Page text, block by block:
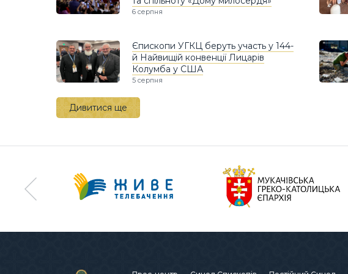
6 серпня
Єпископи УГКЦ беруть участь у 144-
й Найвищій конвенції Лицарів
Колумба у США
5 серпня
Дивитися ще